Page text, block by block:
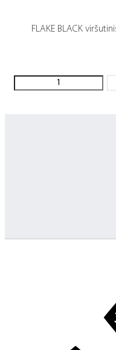
FLAKE BLACK
Jeigu turite klausimų
Aukštos kokybės